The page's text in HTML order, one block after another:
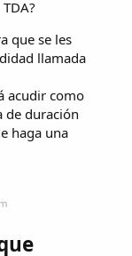
que se les
llamada
acudir como
de duración
haga una